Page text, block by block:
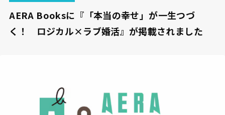
AERA Booksに『「本当の幸せ」が一生つづ
く！ ロジカル×ラブ婚活』が掲載されました